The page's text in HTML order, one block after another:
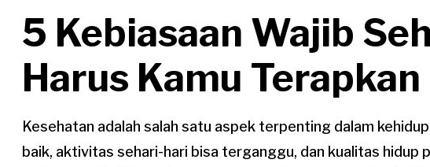
5 Kebiasaan Wajib
Harus Kamu
Kesehatan adalah salah satu aspek terpenting dalam
baik, aktivitas sehari-hari bisa terganggu, dan kualitas hidup